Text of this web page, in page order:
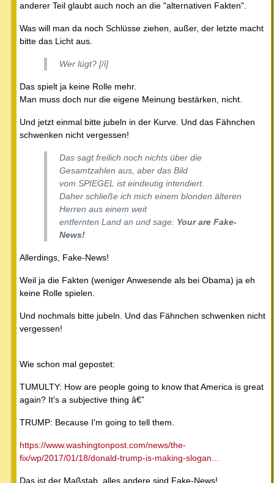
anderer Teil glaubt auch noch an die "alternativen Fakten".
Was will man da noch Schlüsse ziehen, außer, der letzte macht
bitte das Licht aus.
Wer lügt? [/i]
Das spielt ja keine Rolle mehr.
Man muss doch nur die eigene Meinung bestärken, nicht.
Und jetzt einmal bitte jubeln in der Kurve. Und das Fähnchen
schwenken nicht vergessen!
Das sagt freilich noch nichts über die
Gesamtzahlen aus, aber das Bild
vom SPIEGEL ist eindeutig intendiert.
Daher schließe ich mich einem blonden älteren
Herren aus einem weit
entfernten Land an und sage: Your are Fake-
News!
Allerdings, Fake-News!
Weil ja die Fakten (weniger Anwesende als bei Obama) ja eh
keine Rolle spielen.
Und nochmals bitte jubeln. Und das Fähnchen schwenken nicht
vergessen!
Wie schon mal gepostet:
TUMULTY: How are people going to know that America is great
again? It's a subjective thing â€”
TRUMP: Because I'm going to tell them.
https://www.washingtonpost.com/news/the-
fix/wp/2017/01/18/donald-trump-is-making-slogan...
Das ist der Maßstab, alles andere sind Fake-News!